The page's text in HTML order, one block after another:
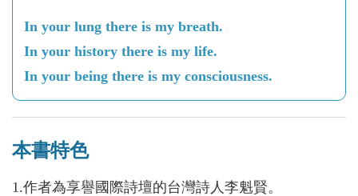
In your lung there is my breath.
In your history there is my life.
In your being there is my consciousness.
本書特色
1.作者為享譽國際詩壇的台灣詩人李魁賢。